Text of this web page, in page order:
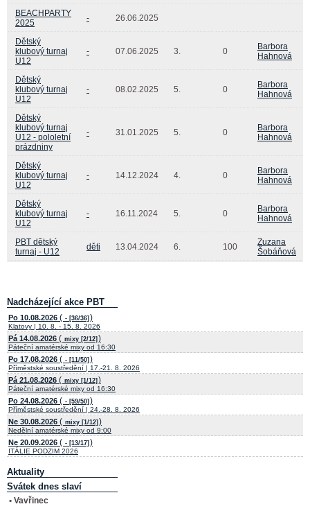
BEACHPARTY
2025
- 26.06.2025
Dětský
klubový turnaj
U12
- 07.06.2025 3. 0
Barbora
Hahnová
Dětský
klubový turnaj
U12
- 08.02.2025 5. 0
Barbora
Hahnová
Dětský
klubový turnaj
U12 - pololetní
prázdniny
- 31.01.2025 5. 0
Barbora
Hahnová
Dětský
klubový turnaj
U12
- 14.12.2024 4. 0
Barbora
Hahnová
Dětský
klubový turnaj
U12
- 16.11.2024 5. 0
Barbora
Hahnová
PBT dětský
turnaj - U12
děti 13.04.2024 6. 100
Zuzana
Šobáňová
Nadcházející akce PBT
Po 10.08.2026 ( - [36/36] )
Klatovy | 10. 8. - 15. 8. 2026
Pá 14.08.2026 ( mixy [2/12] )
Páteční amatérské mixy od 16:30
Po 17.08.2026 ( - [11/50] )
Příměstské soustředění | 17.-21. 8. 2026
Pá 21.08.2026 ( mixy [1/12] )
Páteční amatérské mixy od 16:30
Po 24.08.2026 ( - [59/50] )
Příměstské soustředění | 24.-28. 8. 2026
Ne 30.08.2026 ( mixy [1/12] )
Nedělní amatérské mixy od 9:00
Ne 20.09.2026 ( - [13/17] )
ITÁLIE PODZIM 2026
Aktuality
Svátek dnes slaví
• Vavřinec